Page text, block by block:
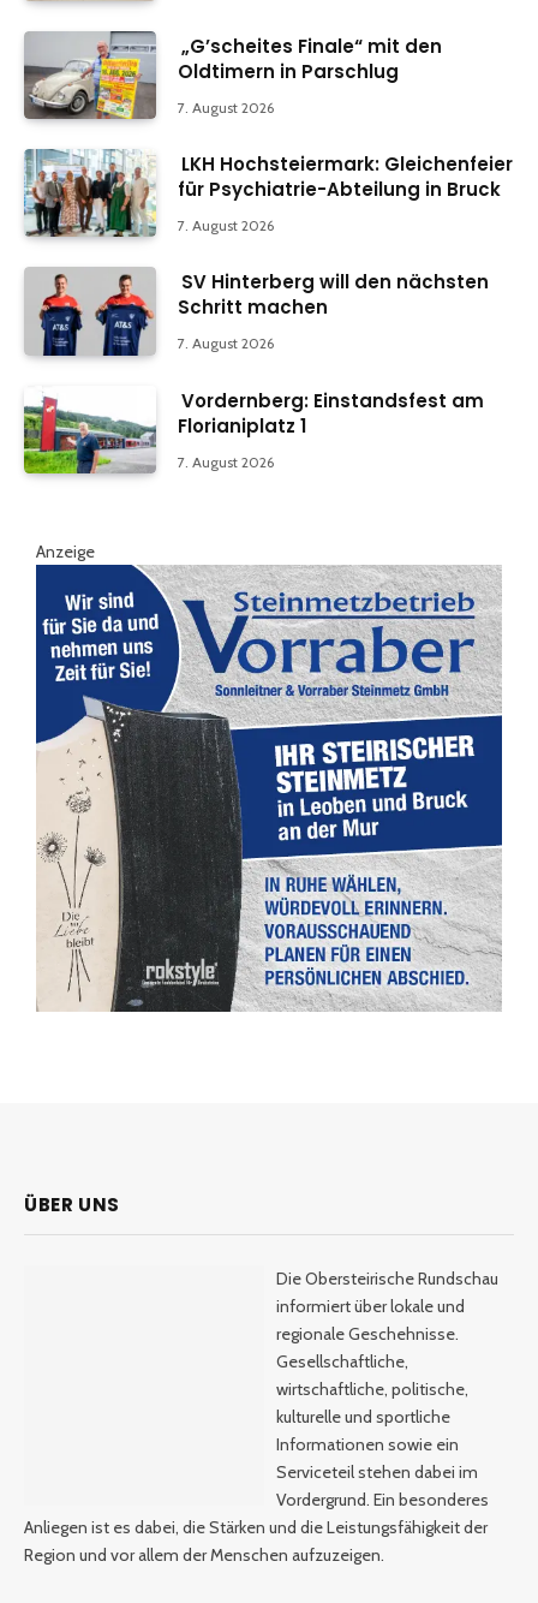
„G’scheites Finale“ mit den
Oldtimern in Parschlug
7. August 2026
LKH Hochsteiermark: Gleichenfeier
für Psychiatrie-Abteilung in Bruck
7. August 2026
SV Hinterberg will den nächsten
Schritt machen
7. August 2026
Vordernberg: Einstandsfest am
Florianiplatz 1
7. August 2026
Anzeige
ÜBER UNS
Die Obersteirische Rundschau
informiert über lokale und
regionale Geschehnisse.
Gesellschaftliche,
wirtschaftliche, politische,
kulturelle und sportliche
Informationen sowie ein
Serviceteil stehen dabei im
Vordergrund. Ein besonderes
Anliegen ist es dabei, die Stärken und die Leistungsfähigkeit der
Region und vor allem der Menschen aufzuzeigen.